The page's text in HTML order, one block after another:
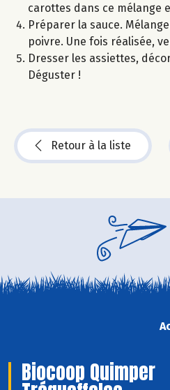
carottes dans ce mélange
Préparer la sauce.
poivre. Une fois réalisée,
Dresser les assiettes,
Déguster !
Retour à la liste
Biocoop Quimper